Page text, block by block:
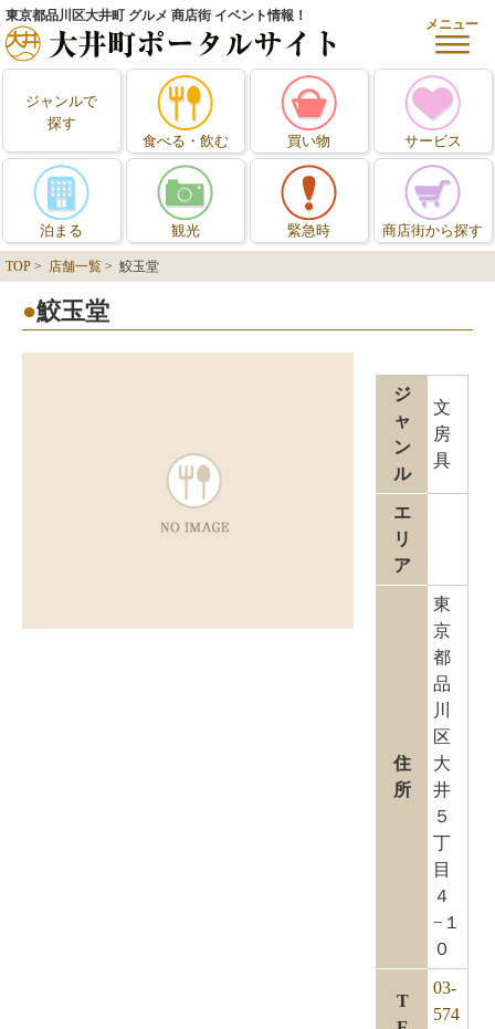
東京都品川区大井町 グルメ 商店街 イベント情報！
メニュー
ジャンルで
探す
食べる・飲む
買い物 サービス
泊まる 観光 緊急時 商店街から探す
TOP > 店舗一覧 > 鮫玉堂
鮫玉堂
ジ
ャ
ン
ル
文
房
具
エ
リ
ア
住
所
東
京
都
品
川
区
大
井
５
丁
目
４
−１
０
T
03-
574